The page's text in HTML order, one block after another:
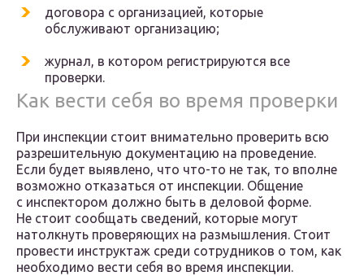
договора с организацией, которые
обслуживают организацию;
журнал, в котором регистрируются все
проверки.
Как вести себя во время проверки
При инспекции стоит внимательно проверить всю
разрешительную документацию на проведение.
Если будет выявлено, что что-то не так, то вполне
возможно отказаться от инспекции. Общение
с инспектором должно быть в деловой форме.
Не стоит сообщать сведений, которые могут
натолкнуть проверяющих на размышления. Стоит
провести инструктаж среди сотрудников о том, как
необходимо вести себя во время инспекции.